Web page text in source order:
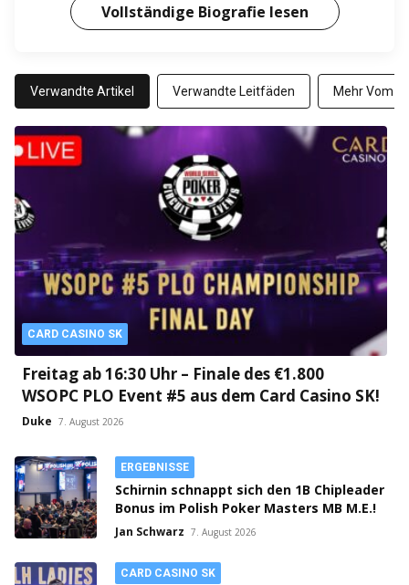
Vollständige Biografie lesen
Verwandte Artikel Verwandte Leitfäden Mehr Vom
CARD CASINO SK
Freitag ab 16:30 Uhr – Finale des €1.800
WSOPC PLO Event #5 aus dem Card Casino SK!
Duke 7. August 2026
ERGEBNISSE
Schirnin schnappt sich den 1B Chipleader
Bonus im Polish Poker Masters MB M.E.!
Jan Schwarz 7. August 2026
CARD CASINO SK